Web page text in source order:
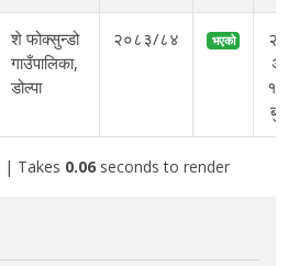
शे फोक्सुन्डो
गाउँपालिका,
डोल्पा
२०८३/८४ भएको
| Takes 0.06 seconds to render